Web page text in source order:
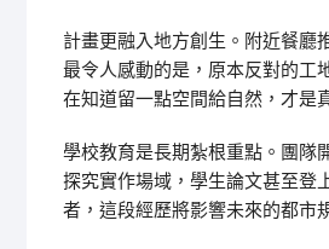
計畫更融入地方創生。附近餐廳
最令人感動的是，原本反對的工
在知道留一點空間給自然，才是
學校教育是長期紮根重點。團隊
探究實作場域，學生論文甚至登
者，這段經歷將影響未來的都市